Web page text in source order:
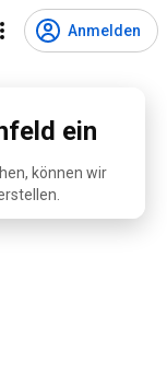
Anmelden
ein
können wir